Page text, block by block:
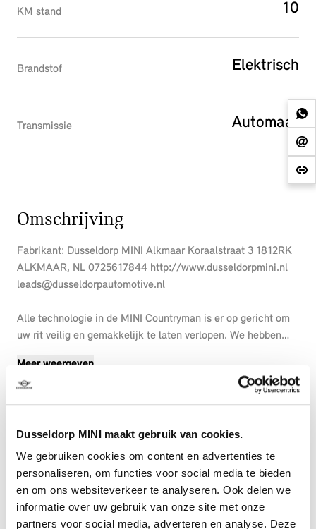
Dusseldorp MINI maakt gebruik van cookies.
We gebruiken cookies om content en advertenties te
personaliseren, om functies voor social media te bieden
en om ons websiteverkeer te analyseren. Ook delen we
informatie over uw gebruik van onze site met onze
partners voor social media, adverteren en analyse. Deze
10
KM stand
Elektrisch
Brandstof
Automaat
Transmissie
Omschrijving
Fabrikant: Dusseldorp MINI Alkmaar Koraalstraat 3 1812RK
ALKMAAR, NL 0725617844 http://www.dusseldorpmini.nl
leads@dusseldorpautomotive.nl
Alle technologie in de MINI Countryman is er op gericht om
uw rit veilig en gemakkelijk te laten verlopen. We hebben
transmissie. Tijdens de koude maanden is stoelverwarming
een voorziening die u niet wilt missen. Een praktische extra
een druk op de knop. Tot de voorzieningen van deze auto
behoren 18 inch lichtmetalen velgen, LED koplampen, trailer
assistent, antracietkleurige hemelbekleding, donker getint
glas achter en in delen neerklapbare achterbank.
Rijfuncties worden glashelder en overzichtelijk weergegeven
Meer weergeven